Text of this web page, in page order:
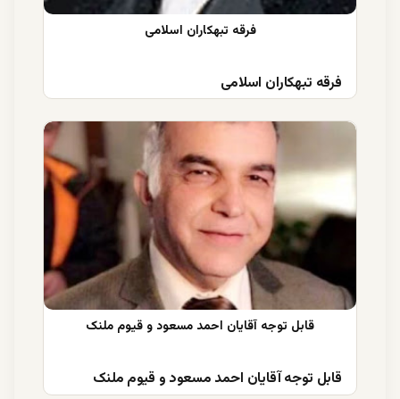
فرقه تبهکاران اسلامی
قابل توجه آقایان احمد مسعود و قیوم ملنک